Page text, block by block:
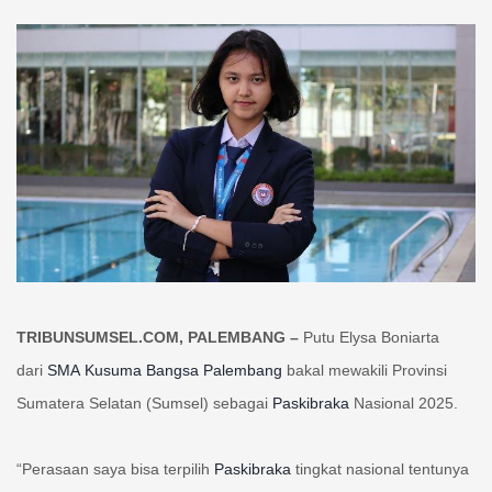
TRIBUNSUMSEL.COM, PALEMBANG – Putu Elysa Boniarta
dari SMA Kusuma Bangsa Palembang bakal mewakili Provinsi
Sumatera Selatan (Sumsel) sebagai Paskibraka Nasional 2025.
“Perasaan saya bisa terpilih Paskibraka tingkat nasional tentunya